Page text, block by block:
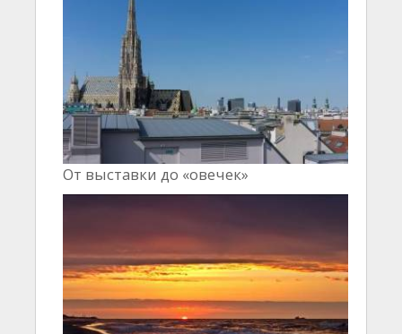
От выставки до «овечек»